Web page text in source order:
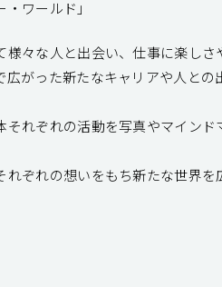
ワールド」
々な人と出会い、仕事に楽しさ
広がった新たなキャリアや人と
れぞれの活動を写真やマイン
ぞれの想いをもち新たな世界を